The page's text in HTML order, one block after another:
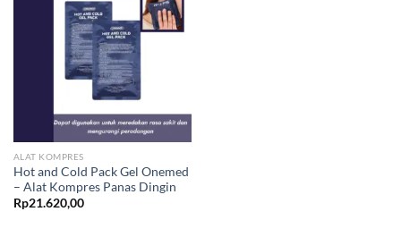
ALAT KOMPRES
Hot and Cold Pack Gel Onemed
– Alat Kompres Panas Dingin
Rp21.620,00